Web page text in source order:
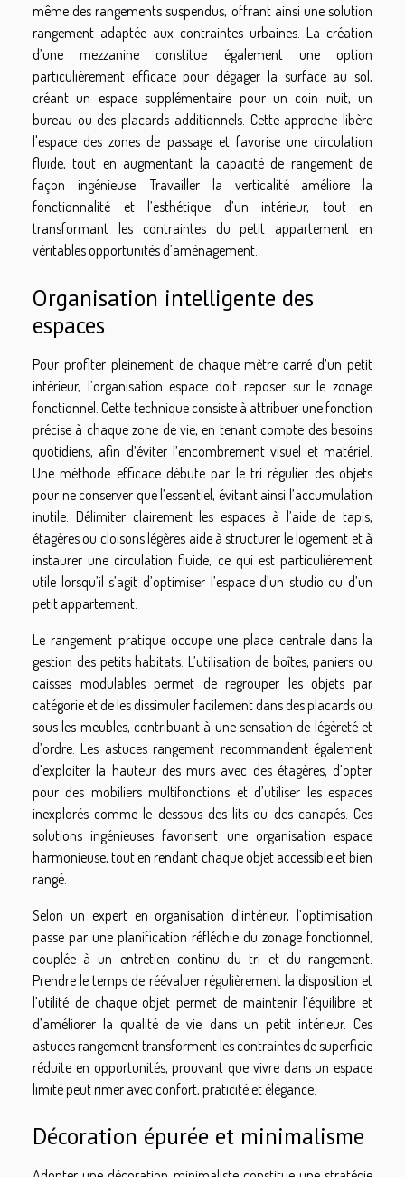
même des rangements suspendus, offrant ainsi une solution
rangement adaptée aux contraintes urbaines. La création
d’une mezzanine constitue également une option
particulièrement efficace pour dégager la surface au sol,
créant un espace supplémentaire pour un coin nuit, un
bureau ou des placards additionnels. Cette approche libère
l'espace des zones de passage et favorise une circulation
fluide, tout en augmentant la capacité de rangement de
façon ingénieuse. Travailler la verticalité améliore la
fonctionnalité et l’esthétique d’un intérieur, tout en
transformant les contraintes du petit appartement en
véritables opportunités d’aménagement.
Organisation intelligente des
espaces
Pour profiter pleinement de chaque mètre carré d’un petit
intérieur, l’organisation espace doit reposer sur le zonage
fonctionnel. Cette technique consiste à attribuer une fonction
précise à chaque zone de vie, en tenant compte des besoins
quotidiens, afin d’éviter l’encombrement visuel et matériel.
Une méthode efficace débute par le tri régulier des objets
pour ne conserver que l’essentiel, évitant ainsi l’accumulation
inutile. Délimiter clairement les espaces à l’aide de tapis,
étagères ou cloisons légères aide à structurer le logement et à
instaurer une circulation fluide, ce qui est particulièrement
utile lorsqu’il s’agit d’optimiser l’espace d’un studio ou d’un
petit appartement.
Le rangement pratique occupe une place centrale dans la
gestion des petits habitats. L’utilisation de boîtes, paniers ou
caisses modulables permet de regrouper les objets par
catégorie et de les dissimuler facilement dans des placards ou
sous les meubles, contribuant à une sensation de légèreté et
d’ordre. Les astuces rangement recommandent également
d’exploiter la hauteur des murs avec des étagères, d’opter
pour des mobiliers multifonctions et d’utiliser les espaces
inexplorés comme le dessous des lits ou des canapés. Ces
solutions ingénieuses favorisent une organisation espace
harmonieuse, tout en rendant chaque objet accessible et bien
rangé.
Selon un expert en organisation d’intérieur, l’optimisation
passe par une planification réfléchie du zonage fonctionnel,
couplée à un entretien continu du tri et du rangement.
Prendre le temps de réévaluer régulièrement la disposition et
l’utilité de chaque objet permet de maintenir l’équilibre et
d’améliorer la qualité de vie dans un petit intérieur. Ces
astuces rangement transforment les contraintes de superficie
réduite en opportunités, prouvant que vivre dans un espace
limité peut rimer avec confort, praticité et élégance.
Décoration épurée et minimalisme